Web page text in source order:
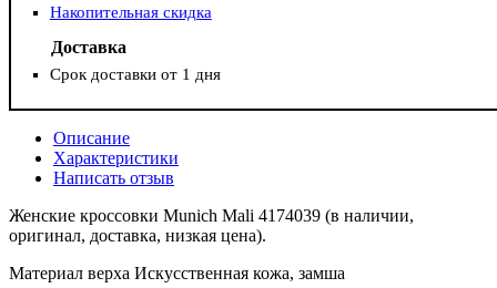
Накопительная скидка
Доставка
Срок доставки от 1 дня
Описание
Характеристики
Написать отзыв
Женские кроссовки Munich Mali 4174039 (в наличии,
оригинал, доставка, низкая цена).
Материал верха Искусственная кожа, замша